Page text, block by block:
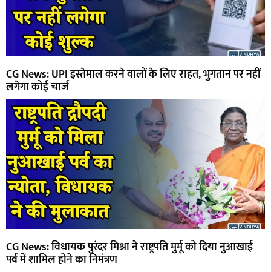
CG News: UPI इस्तेमाल करने वालों के लिए राहत, भुगतान पर नहीं
लगेगा कोई चार्ज
CG News: विधायक पुरंदर मिश्रा ने राष्ट्रपति मुर्मू को दिया नुआखाई
पर्व में शामिल होने का निमंत्रण